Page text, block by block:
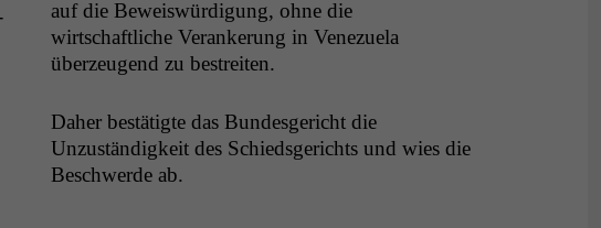
auf die Beweiswürdi­gung, ohne die
wirtschaftliche Ver­ankerung in Venezuela
überzeu­gend zu bestreiten.
Daher bestätigte das Bun­des­gericht die
Unzuständigkeit des Schieds­gerichts und wies die
Beschw­erde ab.